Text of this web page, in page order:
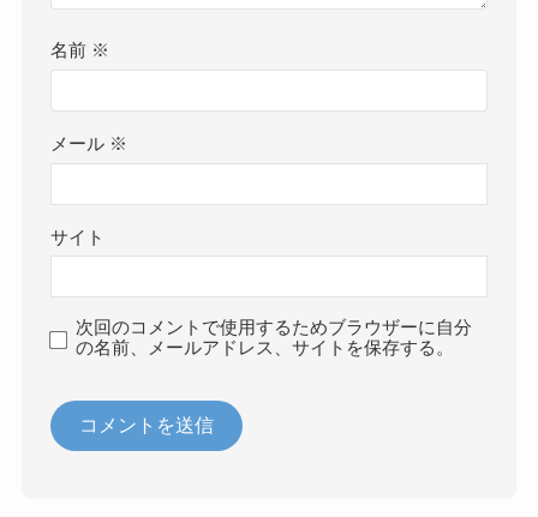
名前 ※
メール ※
サイト
次回のコメントで使用するためブラウザーに自分
の名前、メールアドレス、サイトを保存する。